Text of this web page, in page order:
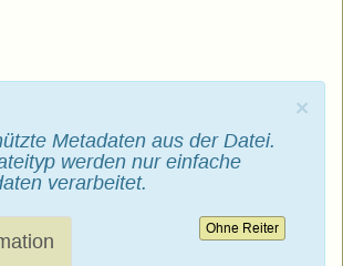
×
Metadaten aus der Datei.
werden nur einfache
verarbeitet.
Ohne Reiter